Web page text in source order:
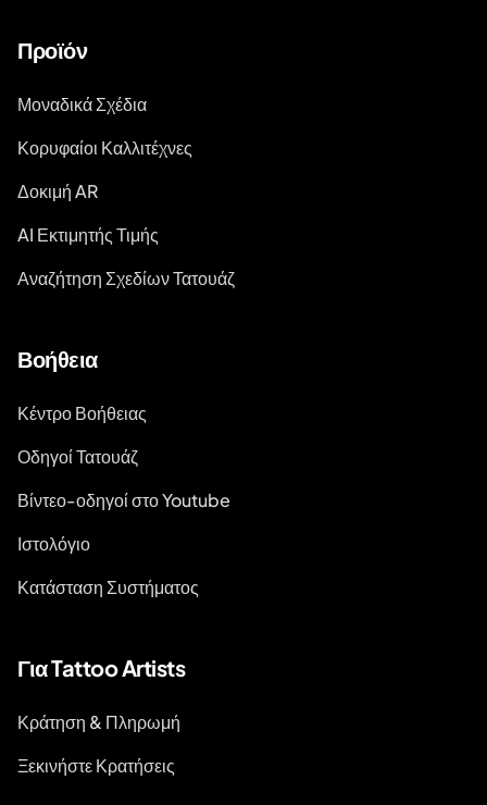
Προϊόν
Μοναδικά Σχέδια
Κορυφαίοι Καλλιτέχνες
Δοκιμή AR
AI Εκτιμητής Τιμής
Αναζήτηση Σχεδίων Τατουάζ
Βοήθεια
Κέντρο Βοήθειας
Οδηγοί Τατουάζ
Βίντεο-οδηγοί στο Youtube
Ιστολόγιο
Κατάσταση Συστήματος
Για Tattoo Artists
Κράτηση & Πληρωμή
Ξεκινήστε Κρατήσεις